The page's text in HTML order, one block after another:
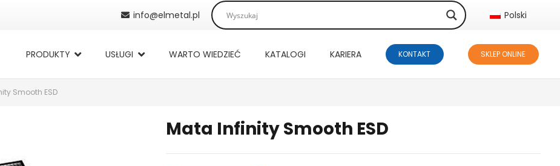
info@elmetal.pl Polski
PRODUKTY USŁUGI WARTO WIEDZIEĆ KATALOGI KARIERA KONTAKT SKLEP ONLINE
Smooth ESD
Mata Infinity Smooth ESD